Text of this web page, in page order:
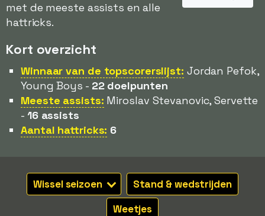
met de meeste assists en alle
hattricks.
Kort overzicht
Winnaar van de topscorerslijst: Jordan Pefok,
Young Boys - 22 doelpunten
Meeste assists: Miroslav Stevanovic, Servette
- 16 assists
Aantal hattricks: 6
Wissel seizoen
Stand & wedstrijden
Weetjes